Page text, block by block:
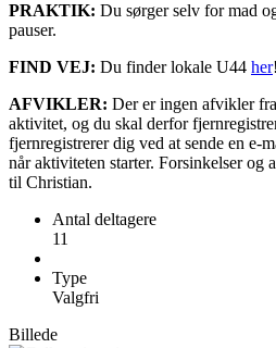
PRAKTIK: Du sørger selv for mad
pauser.
FIND VEJ: Du finder lokale U44 her!
AFVIKLER: Der er ingen afvikler
aktivitet, og du skal derfor
fjernregistrerer dig ved at sende en e-
når aktiviteten starter. Forsinkelser og
til Christian.
Antal deltagere
11
Type
Valgfri
Billede